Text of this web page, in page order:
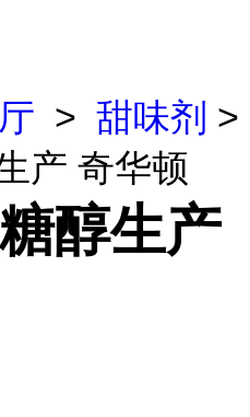
> 甜味剂 >
产 奇华顿
醇生产